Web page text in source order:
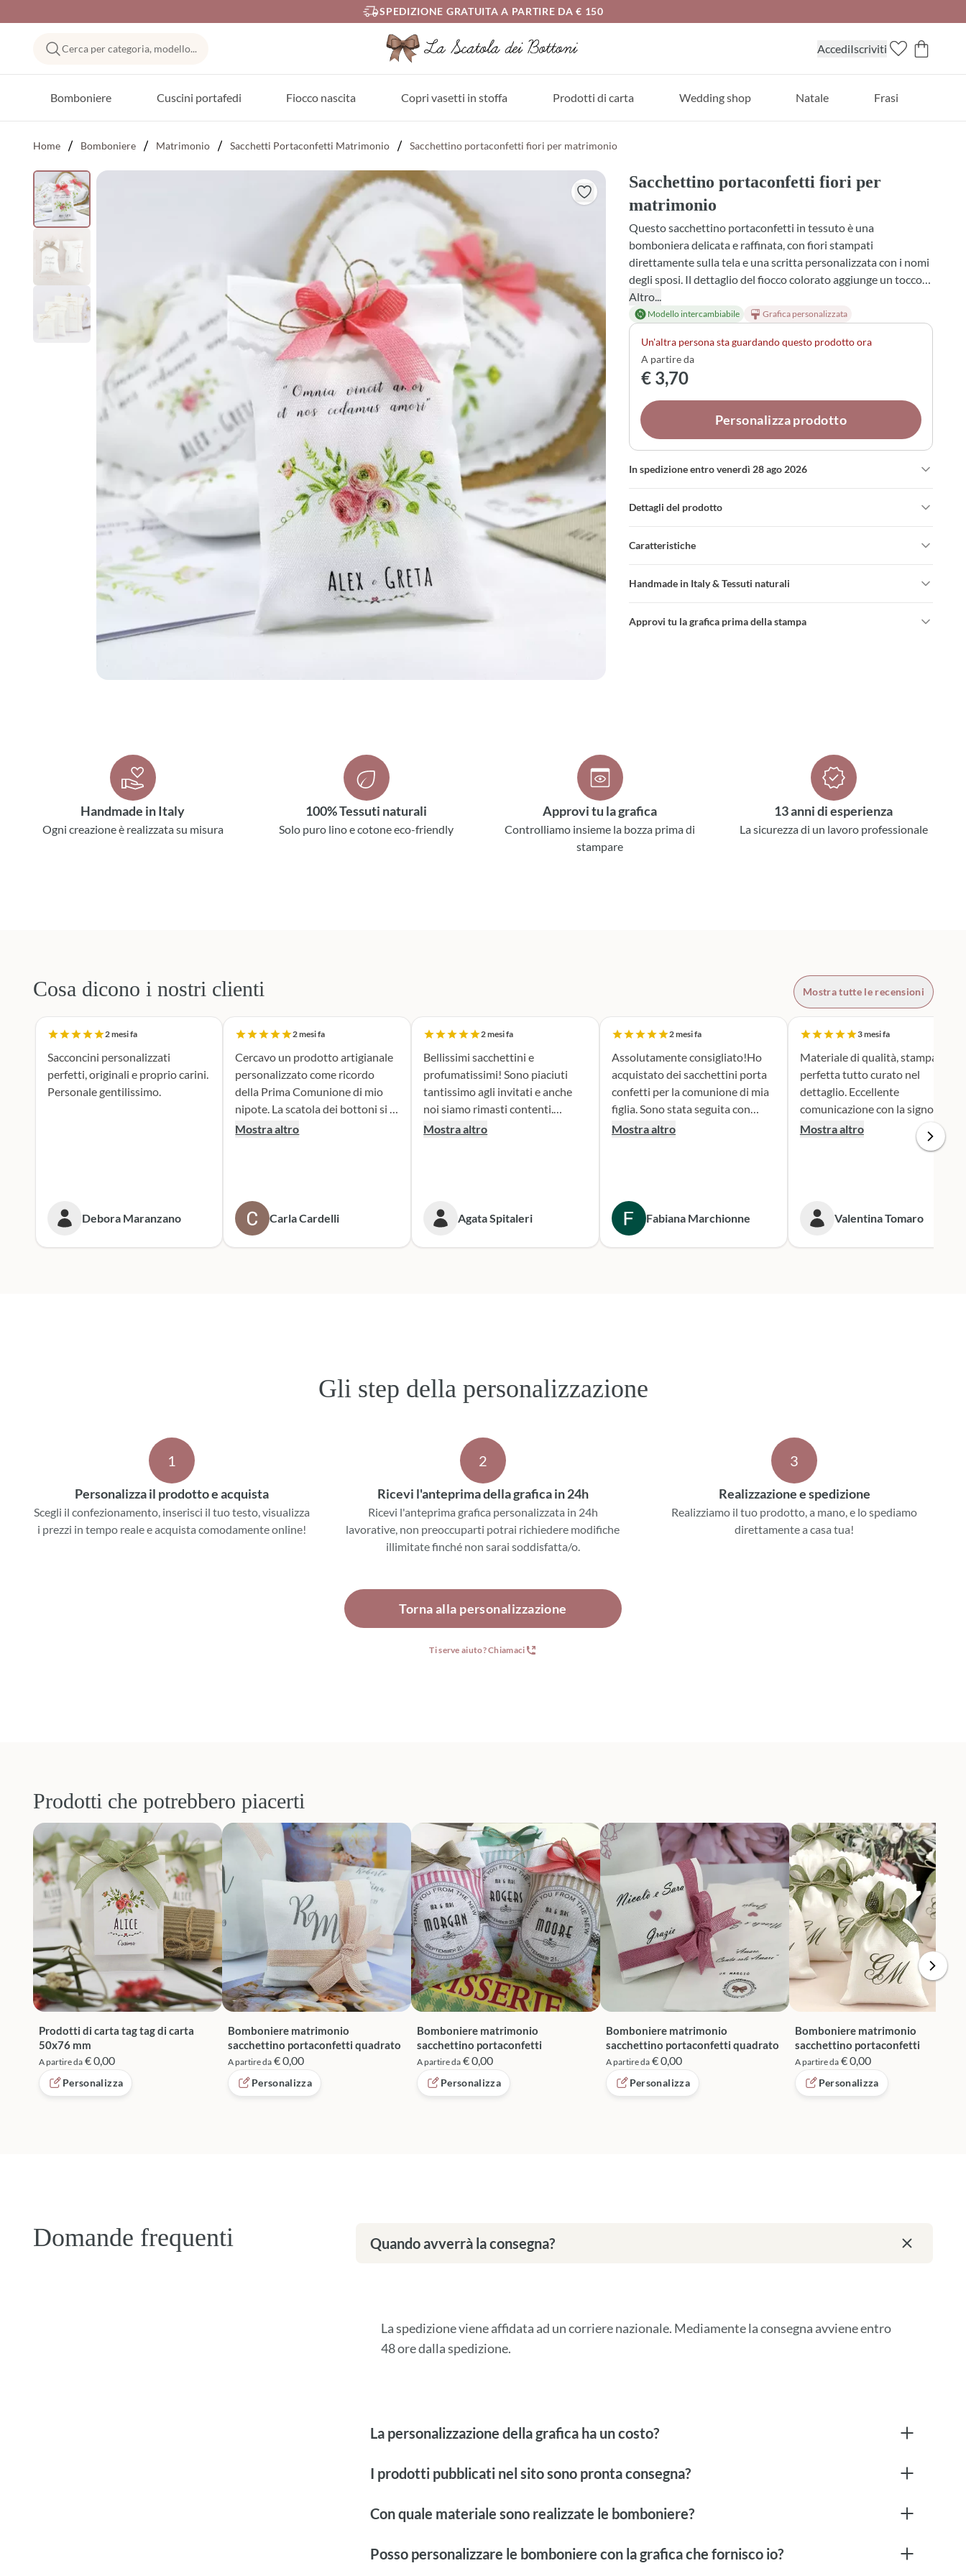
SPEDIZIONE GRATUITA A PARTIRE DA € 150
Cerca per categoria, modello... AccediIscriviti
Bomboniere Cuscini portafedi Fiocco nascita Copri vasetti in stoffa Prodotti di carta Wedding shop Natale Frasi
Home Bomboniere Matrimonio Sacchetti Portaconfetti Matrimonio Sacchettino portaconfetti fiori per matrimonio
Sacchettino portaconfetti fiori per
matrimonio
Questo sacchettino portaconfetti in tessuto è una
bomboniera delicata e raffinata, con fiori stampati
direttamente sulla tela e una scritta personalizzata con i nomi
degli sposi. Il dettaglio del fiocco colorato aggiunge un tocco
di eleganza. Puoi scegliere il materiale tra cotone e lino,
selezionare il profumo interno tra lavanda, mughetto e
gelsomino, e personalizzare completamente confetti e
tonalità. Una scelta autentica per celebrare il vostro
matrimonio con stile.
Altro...
Modello intercambiabile Grafica personalizzata
Un'altra persona sta guardando questo prodotto ora
A partire da
€ 3,70
Personalizza prodotto
In spedizione entro venerdì 28 ago 2026
Dettagli del prodotto
Caratteristiche
Handmade in Italy & Tessuti naturali
Approvi tu la grafica prima della stampa
Handmade in Italy
Ogni creazione è realizzata su misura
100% Tessuti naturali
Solo puro lino e cotone eco-friendly
Approvi tu la grafica
Controlliamo insieme la bozza prima di
stampare
13 anni di esperienza
La sicurezza di un lavoro professionale
Cosa dicono i nostri clienti Mostra tutte le recensioni
2 mesi fa
Sacconcini personalizzati
perfetti, originali e proprio carini.
Personale gentilissimo.
Debora Maranzano
2 mesi fa
Cercavo un prodotto artigianale
personalizzato come ricordo
della Prima Comunione di mio
nipote. La scatola dei bottoni si è
rivelata la scelta perfetta. Il
tenero e accattivante e ne sono
entusiasta. Mi rivolgerò
sicuramente a loro per le
Mostra altro
Carla Cardelli
2 mesi fa
Bellissimi sacchettini e
profumatissimi! Sono piaciuti
tantissimo agli invitati e anche
noi siamo rimasti contenti.
Consigliato!
Mostra altro
Agata Spitaleri
2 mesi fa
Assolutamente consigliato!Ho
acquistato dei sacchettini porta
confetti per la comunione di mia
figlia. Sono stata seguita con
attenzione e serietà nella scelta e
Consegna puntualissima
secondo i tempi stabiliti.
Sicuramente mi rivolgerò a loro
Mostra altro
Fabiana Marchionne
3 mesi fa
Materiale di qualità, stampa
perfetta tutto curato nel
dettaglio. Eccellente
comunicazione con la signora
Silvia per qualsiasi cambiamento
nella produzione e nel dare
Mostra altro
Valentina Tomaro
Gli step della personalizzazione
1
Personalizza il prodotto e acquista
Scegli il confezionamento, inserisci il tuo testo, visualizza
i prezzi in tempo reale e acquista comodamente online!
2
Ricevi l'anteprima della grafica in 24h
Ricevi l'anteprima grafica personalizzata in 24h
lavorative, non preoccuparti potrai richiedere modifiche
illimitate finché non sarai soddisfatta/o.
3
Realizzazione e spedizione
Realizziamo il tuo prodotto, a mano, e lo spediamo
direttamente a casa tua!
Torna alla personalizzazione
Ti serve aiuto? Chiamaci
Prodotti che potrebbero piacerti
Prodotti di carta tag tag di carta
50x76 mm
A partire da € 0,00
Personalizza
Bomboniere matrimonio
sacchettino portaconfetti quadrato
A partire da€ 0,00
Personalizza
Bomboniere matrimonio
sacchettino portaconfetti
A partire da€ 0,00
Personalizza
Bomboniere matrimonio
sacchettino portaconfetti quadrato
A partire da€ 0,00
Personalizza
Bomboniere matrimonio
sacchettino portaconfetti
A partire da€ 0,00
Personalizza
Domande frequenti Quando avverrà la consegna?
La spedizione viene affidata ad un corriere nazionale. Mediamente la consegna avviene entro
48 ore dalla spedizione.
La personalizzazione della grafica ha un costo?
I prodotti pubblicati nel sito sono pronta consegna?
Con quale materiale sono realizzate le bomboniere?
Posso personalizzare le bomboniere con la grafica che fornisco io?